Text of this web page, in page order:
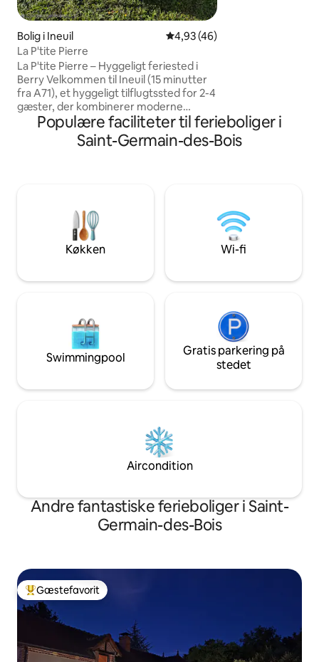
Bolig i Ineuil 4,93 ud af 5 i gennemsnitlig
4,93 (46)
La P'tite Pierre
La P'tite Pierre – Hyggeligt feriested i
Berry Velkommen til Ineuil (15 minutter
fra A71), et hyggeligt tilflugtssted for 2-4
gæster, der kombinerer moderne
komfort og charme. Boligen: Lys stue,
åbent køkken, rummeligt soveværelse
(queensize-dobbeltseng) og en sikker
Hjemmelavede pizzaer fås på
anmodning (book venligst 48 timer i
Populære faciliteter til ferieboliger i
Saint-Germain-des-Bois
Køkken Wi-fi
Swimmingpool
Gratis parkering på
stedet
Aircondition
Andre fantastiske ferieboliger i Saint-
Germain-des-Bois
Bedste gæstefavorit
Gæstefavorit